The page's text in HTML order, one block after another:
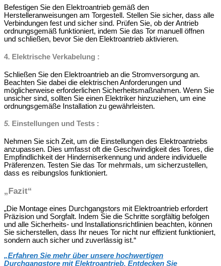
Befestigen Sie den Elektroantrieb gemäß den
Herstelleranweisungen am Torgestell. Stellen Sie sicher, dass alle
Verbindungen fest und sicher sind. Prüfen Sie, ob der Antrieb
ordnungsgemäß funktioniert, indem Sie das Tor manuell öffnen
und schließen, bevor Sie den Elektroantrieb aktivieren.
4. Elektrische Verkabelung :
Schließen Sie den Elektroantrieb an die Stromversorgung an.
Beachten Sie dabei die elektrischen Anforderungen und
möglicherweise erforderlichen Sicherheitsmaßnahmen. Wenn Sie
unsicher sind, sollten Sie einen Elektriker hinzuziehen, um eine
ordnungsgemäße Installation zu gewährleisten.
5. Einstellungen und Tests :
Nehmen Sie sich Zeit, um die Einstellungen des Elektroantriebs
anzupassen. Dies umfasst oft die Geschwindigkeit des Tores, die
Empfindlichkeit der Hinderniserkennung und andere individuelle
Präferenzen. Testen Sie das Tor mehrmals, um sicherzustellen,
dass es reibungslos funktioniert.
„Fazit“
„Die Montage eines Durchgangstors mit Elektroantrieb erfordert
Präzision und Sorgfalt. Indem Sie die Schritte sorgfältig befolgen
und alle Sicherheits- und Installationsrichtlinien beachten, können
Sie sicherstellen, dass Ihr neues Tor nicht nur effizient funktioniert,
sondern auch sicher und zuverlässig ist.“
„Erfahren Sie mehr über unsere hochwertigen
Durchgangstore mit Elektroantrieb. Entdecken Sie